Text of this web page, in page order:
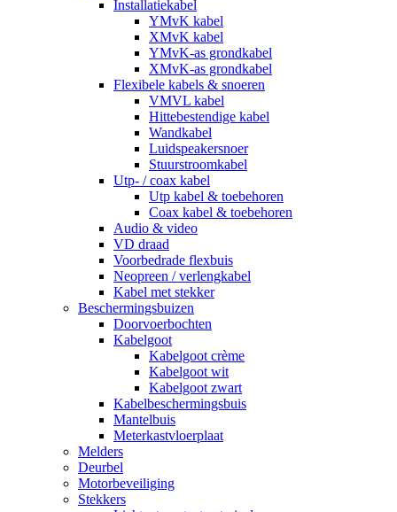
Installatiekabel
YMvK kabel
XMvK kabel
YMvK-as grondkabel
XMvK-as grondkabel
Flexibele kabels & snoeren
VMVL kabel
Hittebestendige kabel
Wandkabel
Luidspeakersnoer
Stuurstroomkabel
Utp- / coax kabel
Utp kabel & toebehoren
Coax kabel & toebehoren
Audio & video
VD draad
Voorbedrade flexbuis
Neopreen / verlengkabel
Kabel met stekker
Beschermingsbuizen
Doorvoerbochten
Kabelgoot
Kabelgoot crème
Kabelgoot wit
Kabelgoot zwart
Kabelbeschermingsbuis
Mantelbuis
Meterkastvloerplaat
Melders
Deurbel
Motorbeveiliging
Stekkers